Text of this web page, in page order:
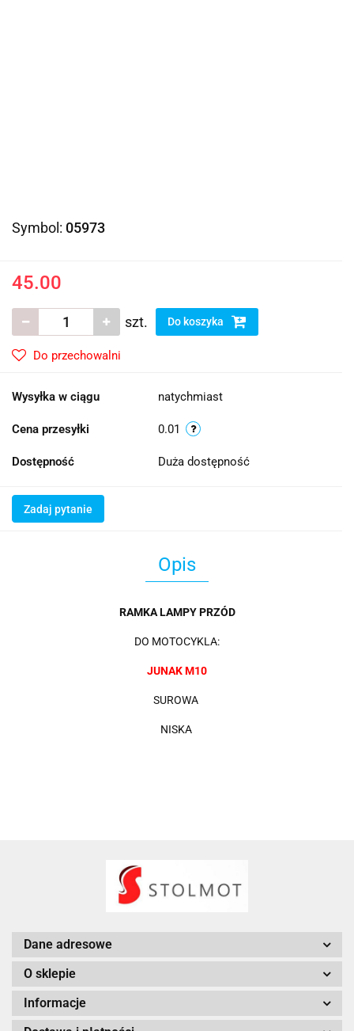
Symbol: 05973
45.00
szt. Do koszyka
Do przechowalni
Wysyłka w ciągu natychmiast
Cena przesyłki 0.01
Dostępność Duża dostępność
Zadaj pytanie
Opis
RAMKA LAMPY PRZÓD
DO MOTOCYKLA:
JUNAK M10
SUROWA
NISKA
Dane adresowe
O sklepie
Informacje